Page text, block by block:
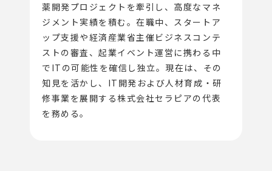
薬開発プロジェクトを牽引し、高度なマネ
ジメント実績を積む。在職中、スタートア
ップ支援や経済産業省主催ビジネスコンテ
ストの審査、起業イベント運営に携わる中
でITの可能性を確信し独立。現在は、その
知見を活かし、IT開発および人材育成・研
修事業を展開する株式会社セラピアの代表
を務める。